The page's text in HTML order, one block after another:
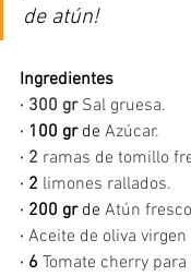
de atún!
Ingredientes
· 300 gr Sal gruesa.
· 100 gr de Azúcar.
· 2 ramas de tomillo
· 2 limones rallados.
· 200 gr de Atún
· Aceite de oliva virgen
· 6 Tomate cherry para